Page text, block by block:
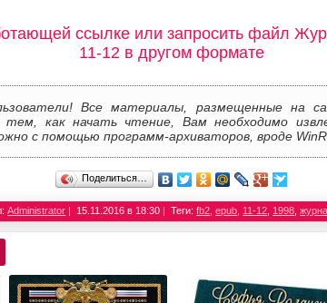
ссылке или запросить файл
11-12 в другом формате
Все материалы, размещенные на
тем, как начать чтение, Вам необходимо
с помощью программ-архиваторов, вроде
Поделиться…
Administrator 15.11.2016 в 18:30 Теги:fb2 ,epub 11-12 1998 ,